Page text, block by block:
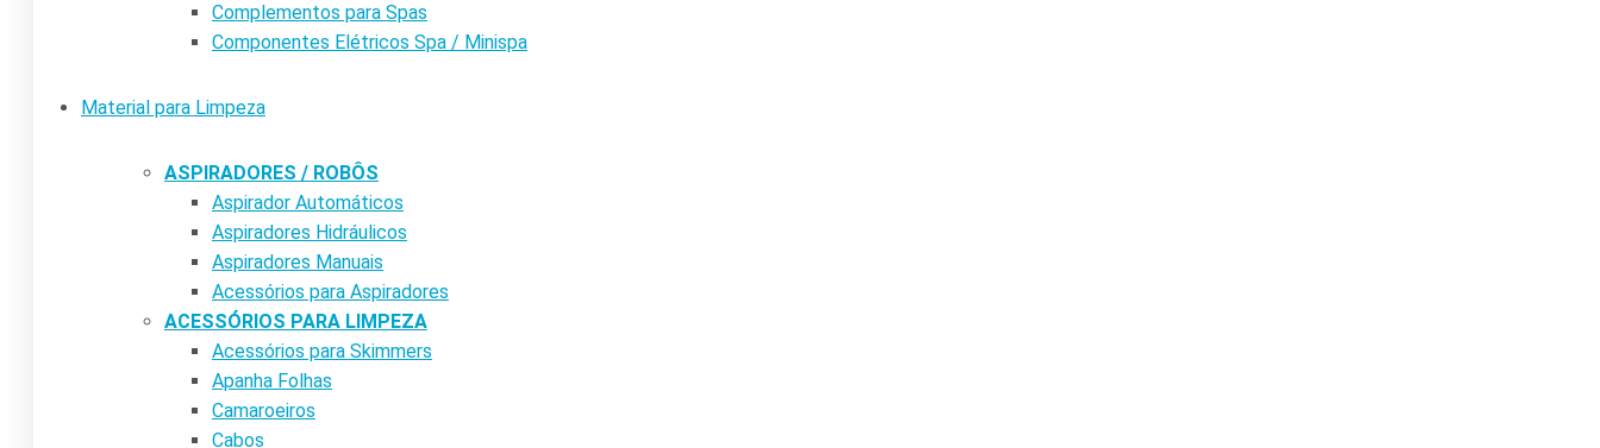
Complementos para Spas
Componentes Elétricos Spa / Minispa
Material para Limpeza
ASPIRADORES / ROBÔS
Aspirador Automáticos
Aspiradores Hidráulicos
Aspiradores Manuais
Acessórios para Aspiradores
ACESSÓRIOS PARA LIMPEZA
Acessórios para Skimmers
Apanha Folhas
Camaroeiros
Cabos